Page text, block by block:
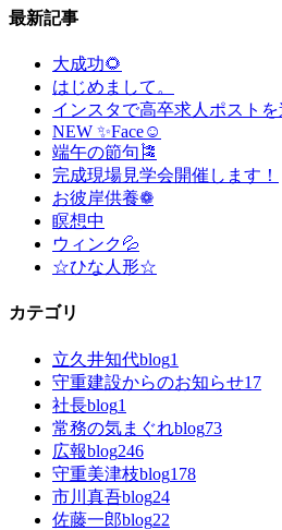
最新記事
大成功🌻
はじめまして。
インスタで高卒求人ポストを
NEW ✨Face☺
端午の節句🎏
完成現場見学会開催します！
お彼岸供養❁
瞑想中
ウィンク💦
☆ひな人形☆
カテゴリ
立久井知代blog1
守重建設からのお知らせ17
社長blog1
常務の気まぐれblog73
広報blog246
守重美津枝blog178
市川真吾blog24
佐藤一郎blog22